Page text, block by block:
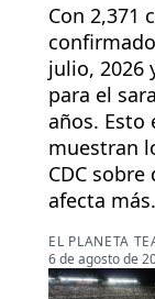
Con 2,371
julio, 2026
para el
años. Esto
muestran
CDC
afecta más.
EL PLANETA
6 de agosto de